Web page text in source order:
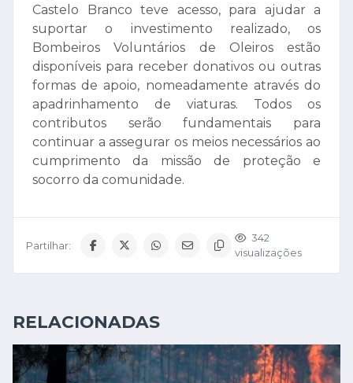
Castelo Branco teve acesso, para ajudar a
suportar o investimento realizado, os
Bombeiros Voluntários de Oleiros estão
disponíveis para receber donativos ou outras
formas de apoio, nomeadamente através do
apadrinhamento de viaturas. Todos os
contributos serão fundamentais para
continuar a assegurar os meios necessários ao
cumprimento da missão de proteção e
socorro da comunidade.
Partilhar:
342
visualizações
RELACIONADAS